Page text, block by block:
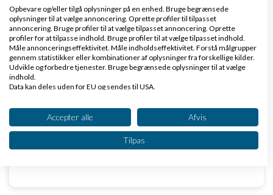
Køb en virksomhed
Køb en virksomhed med
kunder og omsætning hos Saxis
www.saxis.dk
Dinero Regnskabsprogram
Opret nemt og hurtigt fakturaer
Lav gratis bruger på Dinero i dag
www.dinero.dk
Opbevare og/eller tilgå oplysninger på en enhed. Bruge begrænsede
oplysninger til at vælge annoncering. Oprette profiler til tilpasset
annoncering. Bruge profiler til at vælge tilpasset annoncering. Oprette
profiler for at tilpasse indhold. Bruge profiler til at vælge tilpasset indhold.
Måle annonceringseffektivitet. Måle indholdseffektivitet. Forstå målgrupper
gennem statistikker eller kombinationer af oplysninger fra forskellige kilder.
Udvikle og forbedre tjenester. Bruge begrænsede oplysninger til at vælge
indhold.
Data kan deles uden for EU og sendes til USA.
Se partnerliste (2 IAB-leverandører)
Vi bruger dine data til følgende formål:
IAB's behandlingsformål:
Accepter alle Afvis
Tilpas